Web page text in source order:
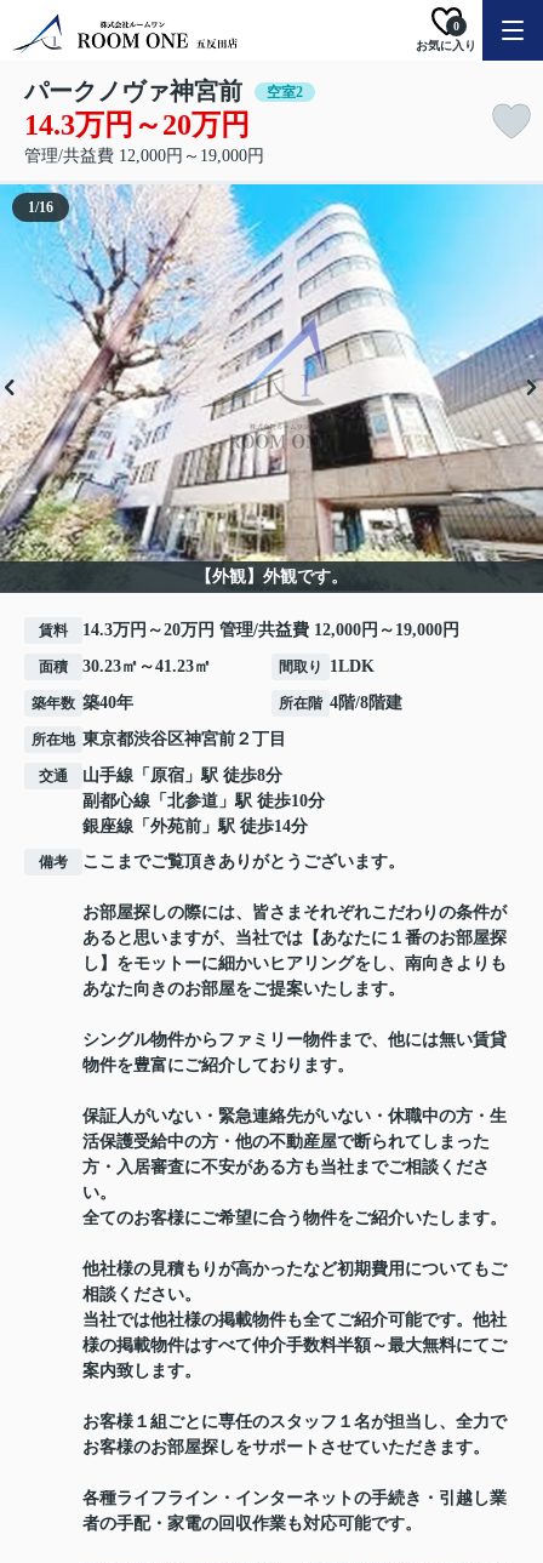
お気に入り
0
パークノヴァ神宮前 空室2
14.3万円～20万円
管理/共益費 12,000円～19,000円
【外観】外観です。
1/16
賃料 14.3万円～20万円 管理/共益費 12,000円～19,000円
面積 30.23㎡～41.23㎡ 間取り 1LDK
築年数 築40年 所在階 4階/8階建
所在地 東京都渋谷区神宮前 ２丁目
交通 山手線 「 原宿 」駅 徒歩8分
副都心線 「 北参道 」駅 徒歩10分
銀座線 「 外苑前 」駅 徒歩14分
備考 ここまでご覧頂きありがとうございます。
お部屋探しの際には、皆さまそれぞれこだわりの条件が
あると思いますが、当社では【あなたに１番のお部屋探
し】をモットーに細かいヒアリングをし、南向きよりも
あなた向きのお部屋をご提案いたします。
シングル物件からファミリー物件まで、他には無い賃貸
物件を豊富にご紹介しております。
保証人がいない・緊急連絡先がいない・休職中の方・生
活保護受給中の方・他の不動産屋で断られてしまった
方・入居審査に不安がある方も当社までご相談くださ
い。
全てのお客様にご希望に合う物件をご紹介いたします。
他社様の見積もりが高かったなど初期費用についてもご
相談ください。
当社では他社様の掲載物件も全てご紹介可能です。他社
様の掲載物件はすべて仲介手数料半額～最大無料にてご
案内致します。
お客様１組ごとに専任のスタッフ１名が担当し、全力で
お客様のお部屋探しをサポートさせていただきます。
各種ライフライン・インターネットの手続き・引越し業
者の手配・家電の回収作業も対応可能です。